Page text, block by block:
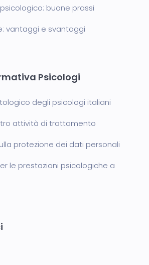
buone prassi
vantaggi e svantaggi
Psicologi
degli psicologi italiani
attività di trattamento
protezione dei dati personali
le prestazioni psicologiche a